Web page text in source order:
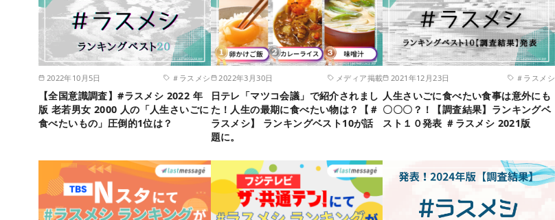
2022年10月5日 ＃ラスメシ
【全国意識調査】#ラスメシ 2022 年
版 老若男女 2000 人の「人生さいごに
食べたいもの」圧倒的1位は？
2022年3月30日 メディア掲載
日テレ「マツコ会議」で紹介されまし
た！人生の最期に食べたい物は？【＃
ラスメシ】 ランキングベスト10が話
題に。
2021年12月23日 ＃ラスメシ
人生さいごに食べたい食事は意外にも
〇〇〇？！【調査結果】ランキングベ
スト１０発表 ＃ラスメシ 2021版